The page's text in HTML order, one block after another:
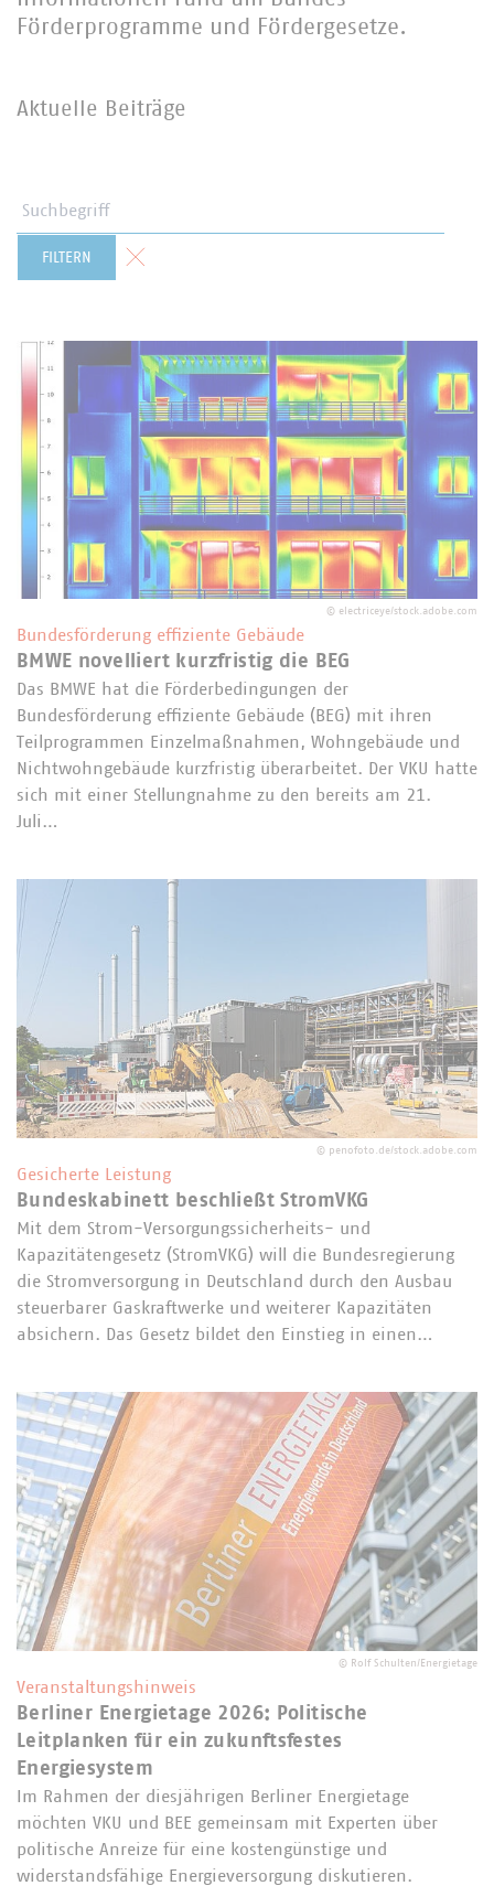
Förderprogramme und Fördergesetze.
Aktuelle Beiträge
FILTERN Formular zurücksetzen
© electriceye/stock.adobe.com
Bundesförderung effiziente Gebäude
BMWE novelliert kurzfristig die BEG
Das BMWE hat die Förderbedingungen der
Bundesförderung effiziente Gebäude (BEG) mit ihren
Teilprogrammen Einzelmaßnahmen, Wohngebäude und
Nichtwohngebäude kurzfristig überarbeitet. Der VKU hatte
sich mit einer Stellungnahme zu den bereits am 21.
Juli…
© penofoto.de/stock.adobe.com
Gesicherte Leistung
Bundeskabinett beschließt StromVKG
Mit dem Strom-Versorgungssicherheits- und
Kapazitätengesetz (StromVKG) will die Bundesregierung
die Stromversorgung in Deutschland durch den Ausbau
steuerbarer Gaskraftwerke und weiterer Kapazitäten
absichern. Das Gesetz bildet den Einstieg in einen…
© Rolf Schulten/Energietage
Veranstaltungshinweis
Berliner Energietage 2026: Politische
Leitplanken für ein zukunftsfestes
Energiesystem
Im Rahmen der diesjährigen Berliner Energietage
möchten VKU und BEE gemeinsam mit Experten über
politische Anreize für eine kostengünstige und
widerstandsfähige Energieversorgung diskutieren.